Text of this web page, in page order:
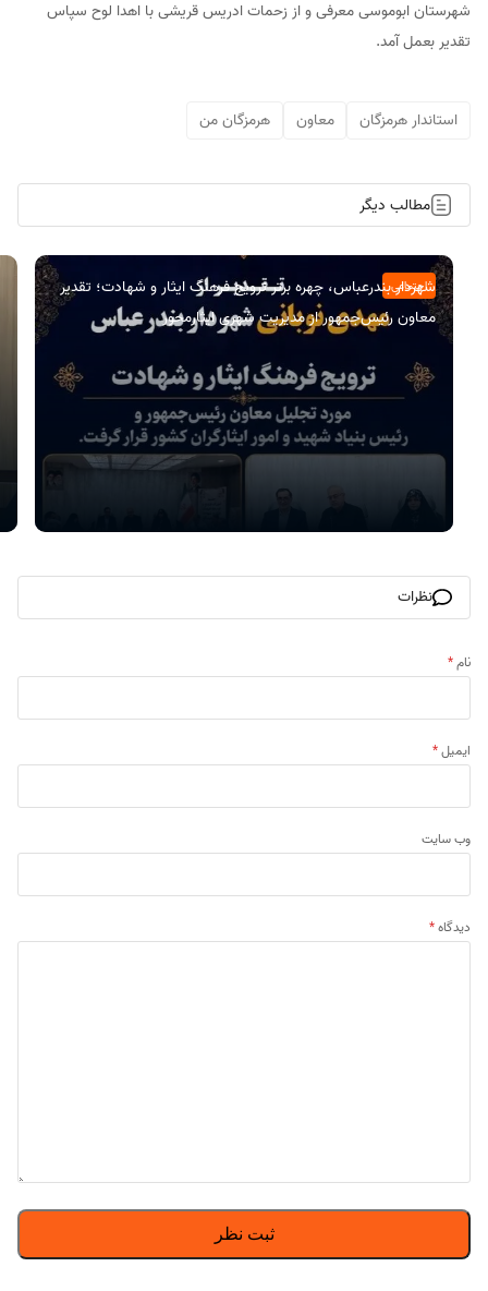
شهرستان ابوموسی معرفی و از زحمات ادریس قریشی با اهدا لوح سپاس
تقدیر بعمل آمد.
استاندار هرمزگان معاون هرمزگان من
مطالب دیگر
اجتماعی
شهردار بندرعباس، چهره برتر ترویج فرهنگ ایثار و شهادت؛ تقدیر
معاون رئیس‌جمهور از مدیریت شهری ایثارمحور
نظرات
نام*
ایمیل*
وب‌ سایت
دیدگاه*